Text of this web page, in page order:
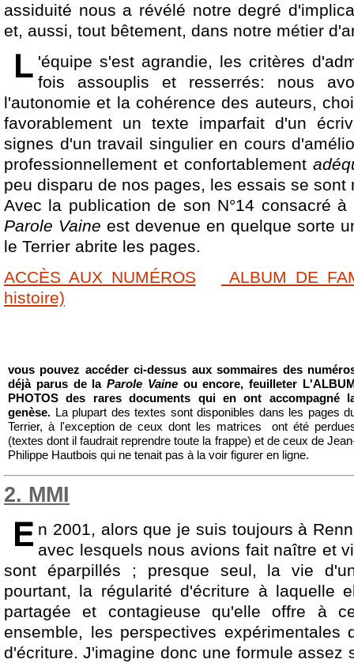
assiduité nous a révélé notre degré
et, aussi, tout bêtement, dans notre métier
'équipe s'est agrandie, les critères
fois assouplis et resserrés: nous
l'autonomie et la cohérence des auteurs,
favorablement un texte imparfait d'un
signes d'un travail singulier en cours
professionnellement et confortablement
peu disparu de nos pages, les essais se sont
Avec la publication de son N°14 consacré
Parole Vaine est devenue en quelque sorte
le Terrier abrite les pages.
ACCÈS AUX NUMÉROS
ALBUM DE
histoire)
vous pouvez accéder ci-dessus aux sommaires des
déjà parus de laParole Vaineou encore, feuilleter
PHOTOS des rares documents qui en ont accompagné
genèse. La plupart des textes sont disponibles dans les pages
Terrier, à l'exception de ceux dont les matrices ont été
(textes dont il faudrait reprendre toute la frappe) et de ceux de
Philippe Hautbois qui ne tenait pas à la voir figurer en ligne.
2. MMI
n 2001, alors que je suis toujours à
avec lesquels nous avions fait naître et
sont éparpillés ; presque seul, la vie
pourtant, la régularité d'écriture à laquelle
partagée et contagieuse qu'elle offre à
ensemble, les perspectives expérimentales
d'écriture. J'imagine donc une formule assez